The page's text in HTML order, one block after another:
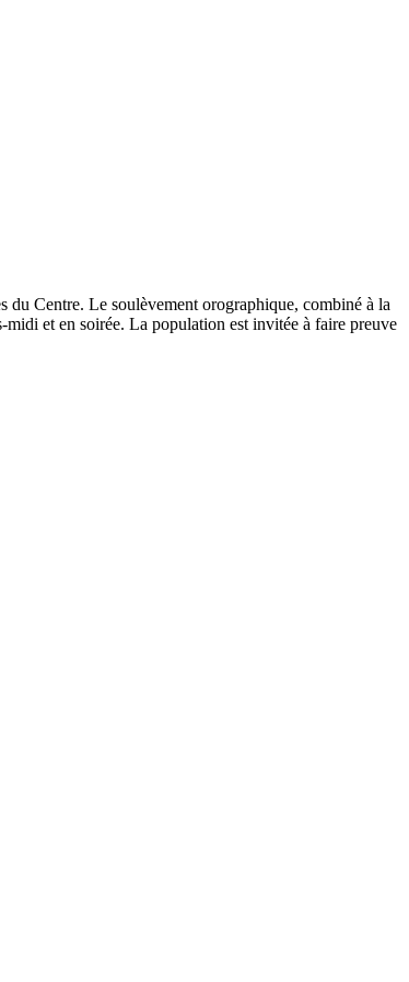
du Centre. Le soulèvement orographique, combiné à la
et en soirée. La population est invitée à faire preuve